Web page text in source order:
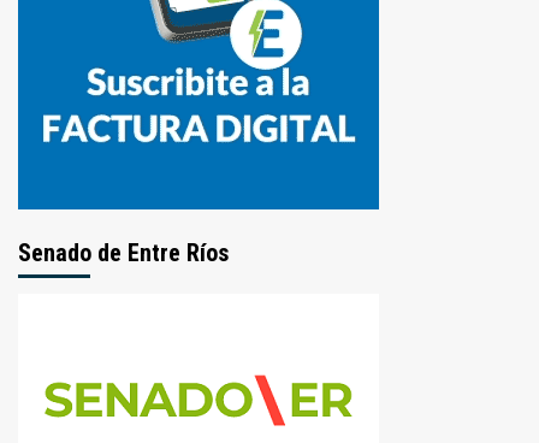
Senado de Entre Ríos